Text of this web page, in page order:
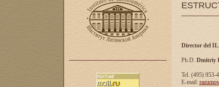
Director del
Ph.D. Dmitriy
Tel. (495) 953-
E-mail: